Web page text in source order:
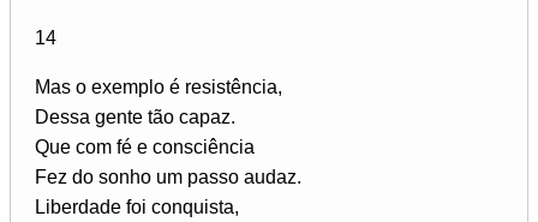
14
Mas o exemplo é resistência,
Dessa gente tão capaz.
Que com fé e consciência
Fez do sonho um passo audaz.
Liberdade foi conquista,